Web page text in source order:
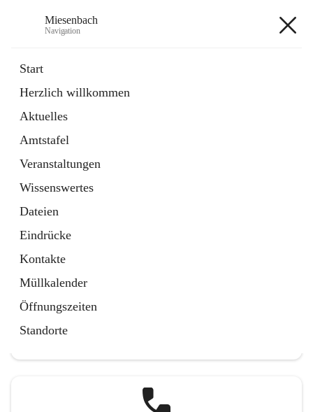
Miesenbach
Navigation
Start
Herzlich willkommen
Aktuelles
Amtstafel
Veranstaltungen
Wissenswertes
Dateien
Eindrücke
Kontakte
Müllkalender
Öffnungszeiten
Standorte
Externe Webseite
in
Tab
Region Schneebergland
Externe Webseite
öffnet
in
neuem
Tab